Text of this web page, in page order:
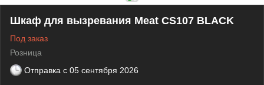
Шкаф для вызревания Meat CS107 BLACK
Под заказ
Розница
Отправка с 05 сентября 2026